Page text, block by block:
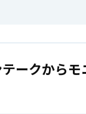
ークからモ